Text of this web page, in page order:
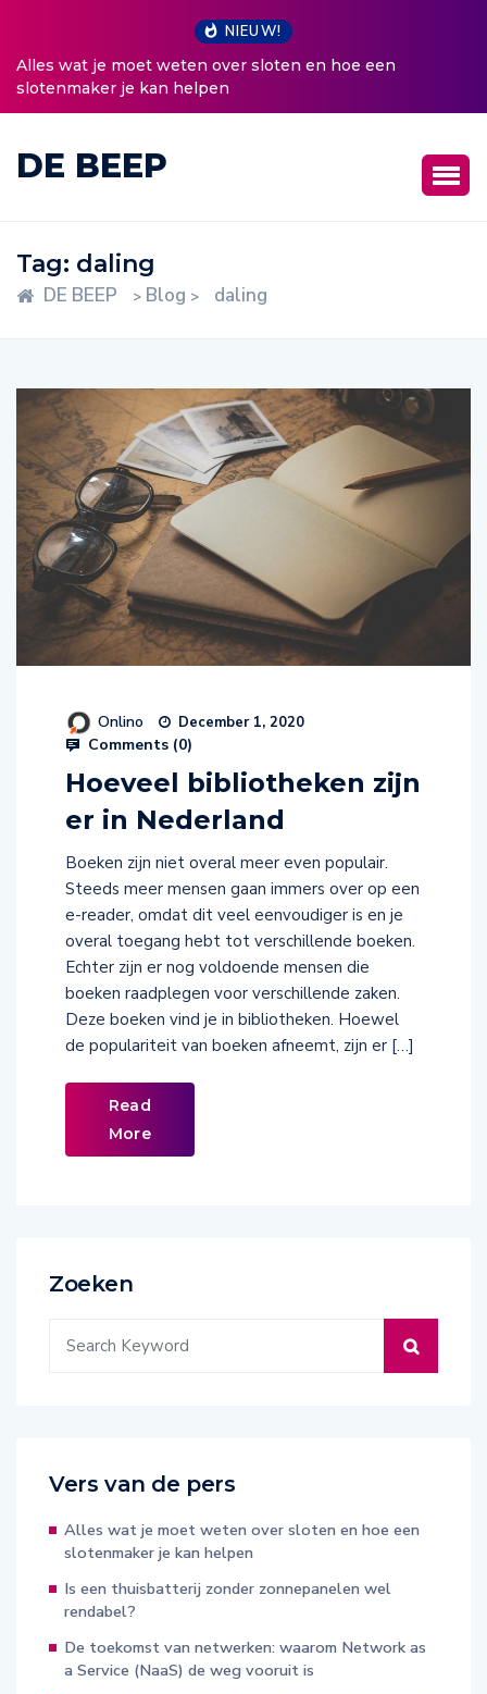
NIEUW!
Alles wat je moet weten over sloten en hoe een
slotenmaker je kan helpen
DE BEEP
Tag: daling
DE BEEP > Blog > daling
Onlino December 1, 2020
Comments (0)
Hoeveel bibliotheken zijn
er in Nederland
Boeken zijn niet overal meer even populair.
Steeds meer mensen gaan immers over op een
e-reader, omdat dit veel eenvoudiger is en je
overal toegang hebt tot verschillende boeken.
Echter zijn er nog voldoende mensen die
boeken raadplegen voor verschillende zaken.
Deze boeken vind je in bibliotheken. Hoewel
de populariteit van boeken afneemt, zijn er […]
Read
More
Zoeken
Vers van de pers
Alles wat je moet weten over sloten en hoe een
slotenmaker je kan helpen
Is een thuisbatterij zonder zonnepanelen wel
rendabel?
De toekomst van netwerken: waarom Network as
a Service (NaaS) de weg vooruit is